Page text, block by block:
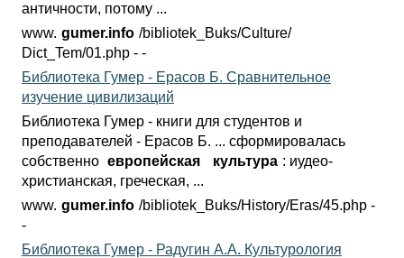
античности, потому ...
www. gumer.info /bibliotek_Buks/Culture/
Dict_Tem/01.php - -
Библиотека Гумер - Ерасов Б. Сравнительное
изучение цивилизаций
Библиотека Гумер - книги для студентов и
преподавателей - Ерасов Б. ... сформировалась
собственно европейская культура : иудео-
христианская, греческая, ...
www. gumer.info /bibliotek_Buks/History/Eras/45.php -
-
Библиотека Гумер - Радугин А.А. Культурология